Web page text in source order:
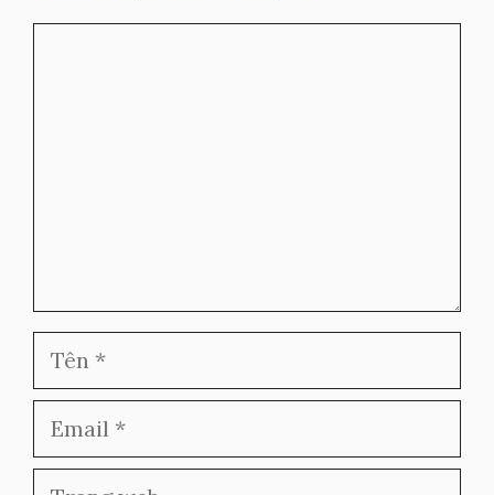
Tên
Email
Trang